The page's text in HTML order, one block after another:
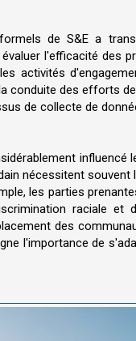
de S&E a
l'efficacité des
activités
conduite des efforts
de collecte de
nécessitent
les parties
raciale et
des
l'importance de